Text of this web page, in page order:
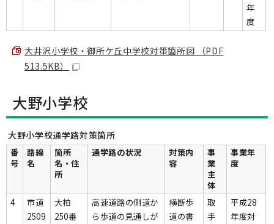
年
度
大井沢小学校・御所ケ丘中学校対策箇所図 （PDF
513.5KB）
大野小学校
大野小学校通学路対策箇所
番
号
路線
名
箇所
名・住
所
通学路の状況
対策内
容
事
業
主
体
事業年
度
4
市道
2509
大柏
250番
高速道路の側道か
ら歩道の見通しが
横断歩
道の書
取
手
平成28
年度対